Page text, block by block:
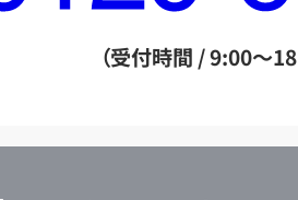
（受付時間 / 9:00～